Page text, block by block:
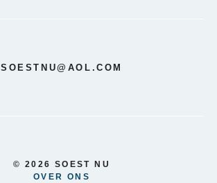
SOESTNU@AOL.COM
© 2026 SOEST NU
OVER ONS